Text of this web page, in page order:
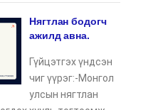
Нягтлан бодогч
ажилд авна.
Гүйцэтгэх үндсэн
чиг үүрэг:-Монгол
улсын нягтлан